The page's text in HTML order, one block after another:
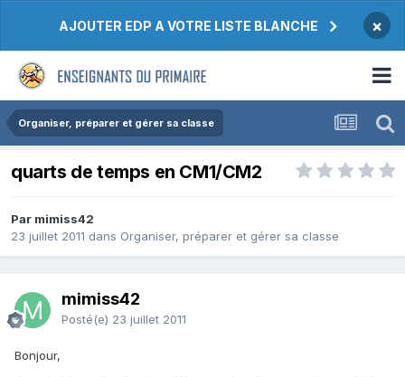
AJOUTER EDP A VOTRE LISTE BLANCHE ×
Organiser, préparer et gérer sa classe
quarts de temps en CM1/CM2
Par mimiss42
23 juillet 2011 dans Organiser, préparer et gérer sa classe
mimiss42
Posté(e) 23 juillet 2011
Bonjour,